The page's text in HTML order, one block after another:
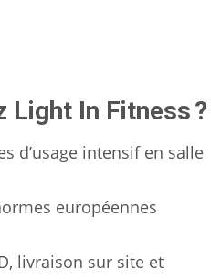
Light In Fitness ?
d’usage intensif en salle
européennes
livraison sur site et